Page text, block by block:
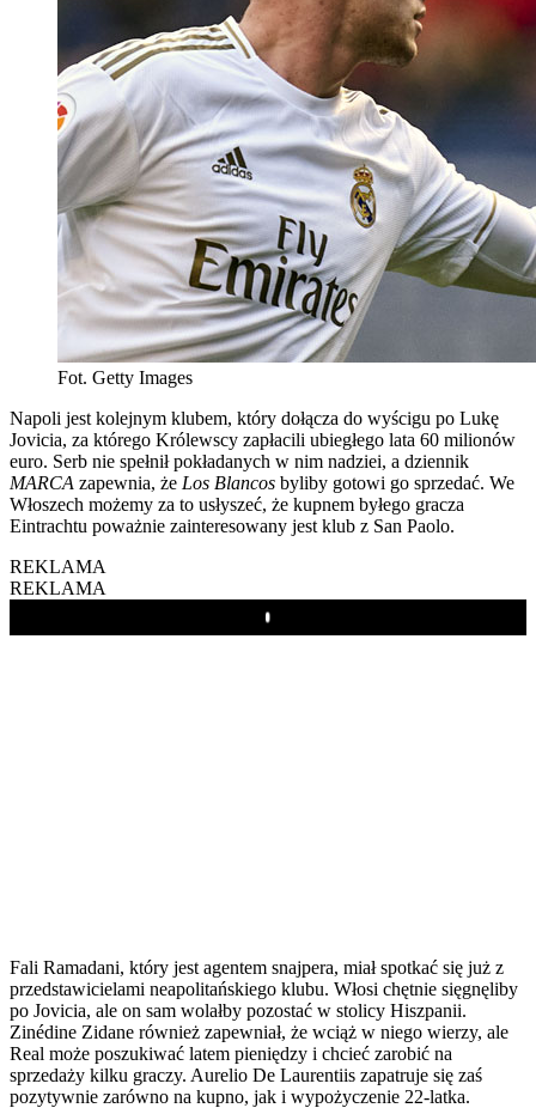
Fot. Getty Images
Napoli jest kolejnym klubem, który dołącza do wyścigu po Lukę
Jovicia, za którego Królewscy zapłacili ubiegłego lata 60 milionów
euro. Serb nie spełnił pokładanych w nim nadziei, a dziennik
MARCA zapewnia, że Los Blancos byliby gotowi go sprzedać. We
Włoszech możemy za to usłyszeć, że kupnem byłego gracza
Eintrachtu poważnie zainteresowany jest klub z San Paolo.
REKLAMA
REKLAMA
Play
Fali Ramadani, który jest agentem snajpera, miał spotkać się już z
przedstawicielami neapolitańskiego klubu. Włosi chętnie sięgnęliby
po Jovicia, ale on sam wolałby pozostać w stolicy Hiszpanii.
Zinédine Zidane również zapewniał, że wciąż w niego wierzy, ale
Real może poszukiwać latem pieniędzy i chcieć zarobić na
sprzedaży kilku graczy. Aurelio De Laurentiis zapatruje się zaś
pozytywnie zarówno na kupno, jak i wypożyczenie 22-latka.